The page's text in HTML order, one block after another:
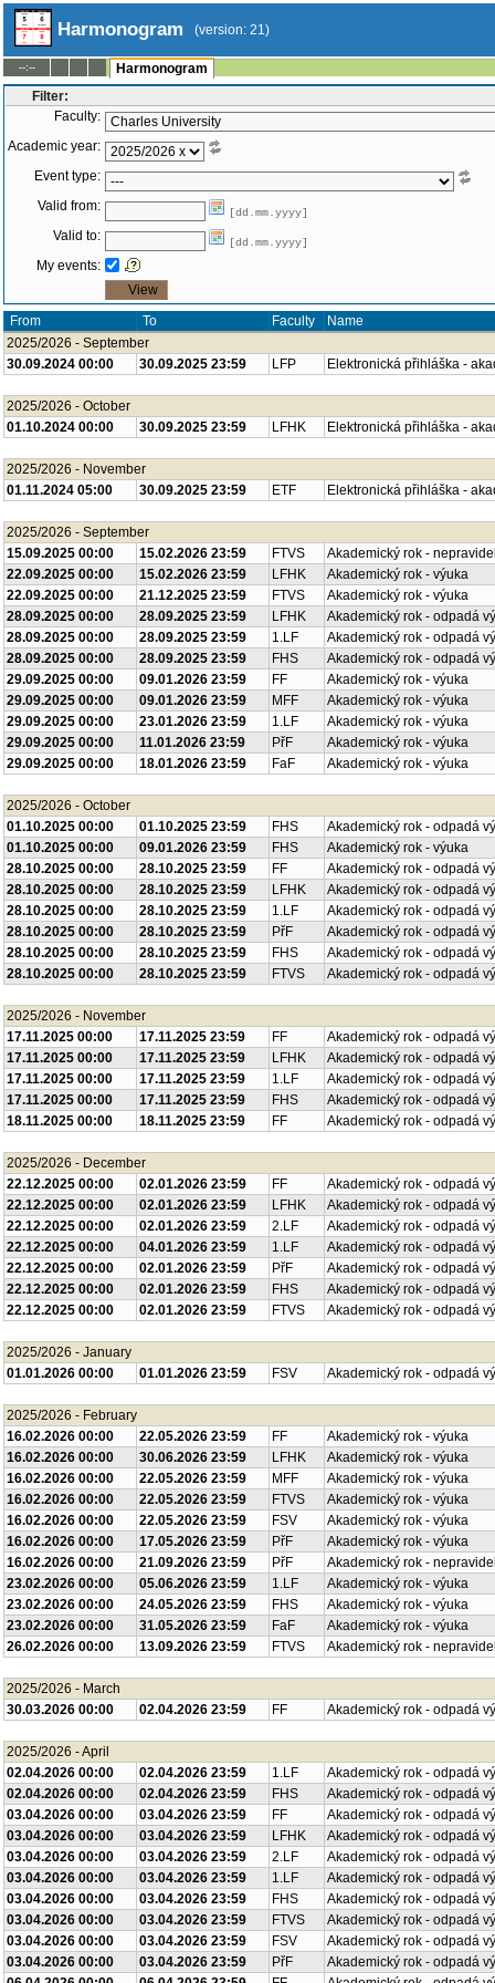
Harmonogram (version: 21)
--:--
Harmonogram
Filter:
Faculty:
Academic year:
Event type:
Valid from:
[dd.mm.yyyy]
Valid to: [dd.mm.yyyy]
My events:
From To Faculty
Name
2025/2026 - September
30.09.2024 00:00
30.09.2025 23:59 LFP Elektronická přihláška -
2025/2026 - October
01.10.2024 00:00
30.09.2025 23:59 LFHK Elektronická přihláška -
2025/2026 - November
01.11.2024 05:00
30.09.2025 23:59 ETF Elektronická přihláška -
2025/2026 - September
15.09.2025 00:00
15.02.2026 23:59 FTVS
Akademický rok -
22.09.2025 00:00
15.02.2026 23:59 LFHK
Akademický rok - výuka
22.09.2025 00:00
21.12.2025 23:59 FTVS
Akademický rok - výuka
28.09.2025 00:00
28.09.2025 23:59 LFHK
Akademický rok - odpadá
28.09.2025 00:00
28.09.2025 23:59 1.LF
Akademický rok - odpadá
28.09.2025 00:00
28.09.2025 23:59 FHS
Akademický rok - odpadá
29.09.2025 00:00
09.01.2026 23:59 FF
Akademický rok - výuka
29.09.2025 00:00
09.01.2026 23:59 MFF
Akademický rok - výuka
29.09.2025 00:00
23.01.2026 23:59 1.LF
Akademický rok - výuka
29.09.2025 00:00
11.01.2026 23:59 PřF
Akademický rok - výuka
29.09.2025 00:00
18.01.2026 23:59 FaF Akademický rok - výuka
2025/2026 - October
01.10.2025 00:00
01.10.2025 23:59 FHS
Akademický rok - odpadá
01.10.2025 00:00
09.01.2026 23:59 FHS
Akademický rok - výuka
28.10.2025 00:00
28.10.2025 23:59 FF
Akademický rok - odpadá
28.10.2025 00:00
28.10.2025 23:59 LFHK
Akademický rok - odpadá
28.10.2025 00:00
28.10.2025 23:59 1.LF
Akademický rok - odpadá
28.10.2025 00:00
28.10.2025 23:59 PřF
Akademický rok - odpadá
28.10.2025 00:00
28.10.2025 23:59 FHS
Akademický rok - odpadá
28.10.2025 00:00
28.10.2025 23:59 FTVS Akademický rok - odpadá
2025/2026 - November
17.11.2025 00:00
17.11.2025 23:59 FF
Akademický rok - odpadá
17.11.2025 00:00
17.11.2025 23:59 LFHK
Akademický rok - odpadá
17.11.2025 00:00
17.11.2025 23:59 1.LF
Akademický rok - odpadá
17.11.2025 00:00
17.11.2025 23:59 FHS
Akademický rok - odpadá
18.11.2025 00:00
18.11.2025 23:59 FF Akademický rok - odpadá
2025/2026 - December
22.12.2025 00:00
02.01.2026 23:59 FF
Akademický rok - odpadá
22.12.2025 00:00
02.01.2026 23:59 LFHK
Akademický rok - odpadá
22.12.2025 00:00
02.01.2026 23:59 2.LF
Akademický rok - odpadá
22.12.2025 00:00
04.01.2026 23:59 1.LF
Akademický rok - odpadá
22.12.2025 00:00
02.01.2026 23:59 PřF
Akademický rok - odpadá
22.12.2025 00:00
02.01.2026 23:59 FHS
Akademický rok - odpadá
22.12.2025 00:00
02.01.2026 23:59 FTVS Akademický rok - odpadá
2025/2026 - January
01.01.2026 00:00
01.01.2026 23:59 FSV Akademický rok - odpadá
2025/2026 - February
16.02.2026 00:00
22.05.2026 23:59 FF
Akademický rok - výuka
16.02.2026 00:00
30.06.2026 23:59 LFHK
Akademický rok - výuka
16.02.2026 00:00
22.05.2026 23:59 MFF
Akademický rok - výuka
16.02.2026 00:00
22.05.2026 23:59 FTVS
Akademický rok - výuka
16.02.2026 00:00
22.05.2026 23:59 FSV
Akademický rok - výuka
16.02.2026 00:00
17.05.2026 23:59 PřF
Akademický rok - výuka
16.02.2026 00:00
21.09.2026 23:59 PřF
Akademický rok -
23.02.2026 00:00
05.06.2026 23:59 1.LF
Akademický rok - výuka
23.02.2026 00:00
24.05.2026 23:59 FHS
Akademický rok - výuka
23.02.2026 00:00
31.05.2026 23:59 FaF
Akademický rok - výuka
26.02.2026 00:00
13.09.2026 23:59 FTVS Akademický rok -
2025/2026 - March
30.03.2026 00:00
02.04.2026 23:59 FF Akademický rok - odpadá
2025/2026 - April
02.04.2026 00:00
02.04.2026 23:59 1.LF
Akademický rok - odpadá
02.04.2026 00:00
02.04.2026 23:59 FHS
Akademický rok - odpadá
03.04.2026 00:00
03.04.2026 23:59 FF
Akademický rok - odpadá
03.04.2026 00:00
03.04.2026 23:59 LFHK
Akademický rok - odpadá
03.04.2026 00:00
03.04.2026 23:59 2.LF
Akademický rok - odpadá
03.04.2026 00:00
03.04.2026 23:59 1.LF
Akademický rok - odpadá
03.04.2026 00:00
03.04.2026 23:59 FHS
Akademický rok - odpadá
03.04.2026 00:00
03.04.2026 23:59 FTVS
Akademický rok - odpadá
03.04.2026 00:00
03.04.2026 23:59 FSV
Akademický rok - odpadá
03.04.2026 00:00
03.04.2026 23:59 PřF
Akademický rok - odpadá